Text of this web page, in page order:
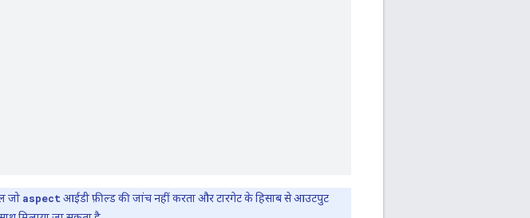
जो aspect आईडी फ़ील्ड की जांच नहीं करता और टारगेट के हिसाब से आउटपुट